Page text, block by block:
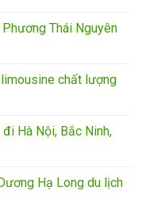
Thái Nguyên
chất lượng
đi Hà Nội, Bắc Ninh,
Hạ Long du lịch